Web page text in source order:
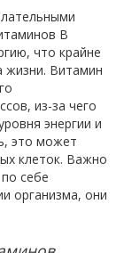
B
что крайне
жизни. Витамин
из-за чего
энергии и
это может
клеток. Важно
себе
организма, они